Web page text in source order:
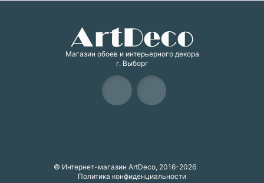
Магазин обоев и интерьерного декора
г. Выборг
© Интернет-магазин ArtDeco, 2016-2026
Политика конфиденциальности